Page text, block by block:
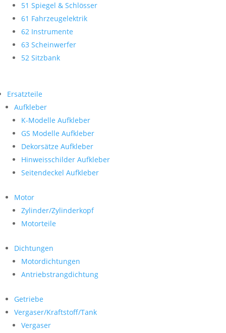
51 Spiegel & Schlösser
61 Fahrzeugelektrik
62 Instrumente
63 Scheinwerfer
52 Sitzbank
Ersatzteile
Aufkleber
K-Modelle Aufkleber
GS Modelle Aufkleber
Dekorsätze Aufkleber
Hinweisschilder Aufkleber
Seitendeckel Aufkleber
Motor
Zylinder/Zylinderkopf
Motorteile
Dichtungen
Motordichtungen
Antriebstrangdichtung
Getriebe
Vergaser/Kraftstoff/Tank
Vergaser